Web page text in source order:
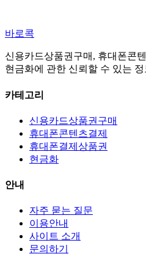
바로콕
신용카드상품권구매, 휴대폰콘
현금화에 관한 신뢰할 수 있는
카테고리
신용카드상품권구매
휴대폰콘텐츠결제
휴대폰결제상품권
현금화
안내
자주 묻는 질문
이용안내
사이트 소개
문의하기